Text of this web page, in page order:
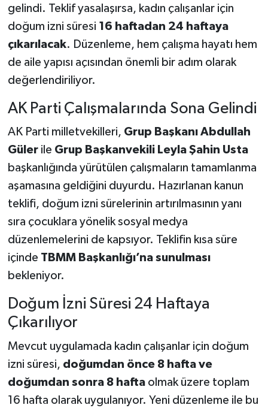
gelindi. Teklif yasalaşırsa, kadın çalışanlar için
doğum izni süresi 16 haftadan 24 haftaya
çıkarılacak. Düzenleme, hem çalışma hayatı hem
de aile yapısı açısından önemli bir adım olarak
değerlendiriliyor.
AK Parti Çalışmalarında Sona Gelindi
AK Parti milletvekilleri, Grup Başkanı Abdullah
Gülerile Grup Başkanvekili Leyla Şahin Usta
başkanlığında yürütülen çalışmaların tamamlanma
aşamasına geldiğini duyurdu. Hazırlanan kanun
teklifi, doğum izni sürelerinin artırılmasının yanı
sıra çocuklara yönelik sosyal medya
düzenlemelerini de kapsıyor. Teklifin kısa süre
içinde TBMM Başkanlığı’na sunulması
bekleniyor.
Doğum İzni Süresi 24 Haftaya
Çıkarılıyor
Mevcut uygulamada kadın çalışanlar için doğum
izni süresi, doğumdan önce 8 hafta ve
doğumdan sonra 8 haftaolmak üzere toplam
16 hafta olarak uygulanıyor. Yeni düzenleme ile bu